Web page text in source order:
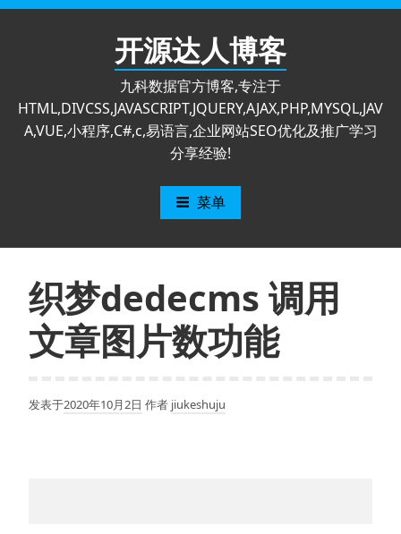
跳
开源达人博客
九科数据官方博客,专注于
HTML,DIVCSS,JAVASCRIPT,JQUERY,AJAX,PHP,MYSQL,JAV
A,VUE,小程序,C#,c,易语言,企业网站SEO优化及推广学习
分享经验!
菜单
织梦dedecms 调用
文章图片数功能
发表于2020年10月2日 作者 jiukeshuju